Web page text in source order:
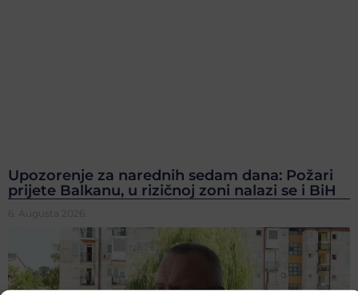
Upozorenje za narednih sedam dana: Požari
prijete Balkanu, u rizičnoj zoni nalazi se i BiH
6. Augusta 2026.